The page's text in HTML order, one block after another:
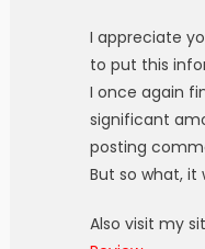
I appreciate
to put this
I once again
significant
posting
But so what, it
Also visit my